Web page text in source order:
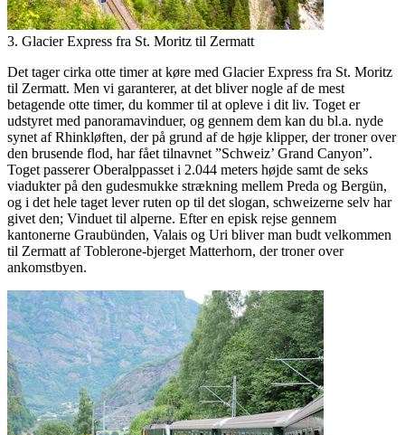
3. Glacier Express fra St. Moritz til Zermatt
Det tager cirka otte timer at køre med Glacier Express fra St. Moritz
til Zermatt. Men vi garanterer, at det bliver nogle af de mest
betagende otte timer, du kommer til at opleve i dit liv. Toget er
udstyret med panoramavinduer, og gennem dem kan du bl.a. nyde
synet af Rhinkløften, der på grund af de høje klipper, der troner over
den brusende flod, har fået tilnavnet ”Schweiz’ Grand Canyon”.
Toget passerer Oberalppasset i 2.044 meters højde samt de seks
viadukter på den gudesmukke strækning mellem Preda og Bergün,
og i det hele taget lever ruten op til det slogan, schweizerne selv har
givet den; Vinduet til alperne. Efter en episk rejse gennem
kantonerne Graubünden, Valais og Uri bliver man budt velkommen
til Zermatt af Toblerone-bjerget Matterhorn, der troner over
ankomstbyen.